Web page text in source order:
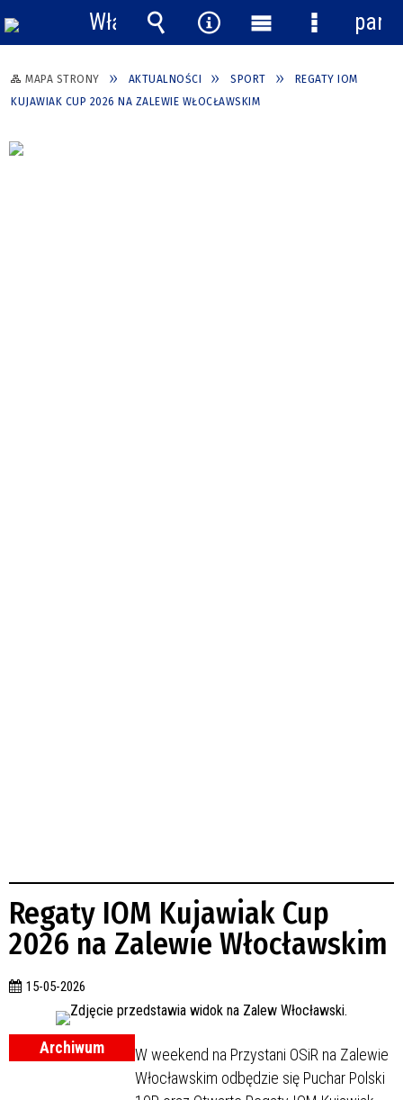
MAPA STRONY AKTUALNOŚCI SPORT
REGATY IOM
KUJAWIAK CUP 2026 NA ZALEWIE WŁOCŁAWSKIM
Regaty IOM Kujawiak Cup
2026 na Zalewie Włocławskim
15-05-2026
Archiwum
W weekend na Przystani OSiR na Zalewie
Włocławskim odbędzie się Puchar Polski
Włącz
powiadomienia
Wyszukiwarka
Narzędzia
Menu
główne
Menu
panel